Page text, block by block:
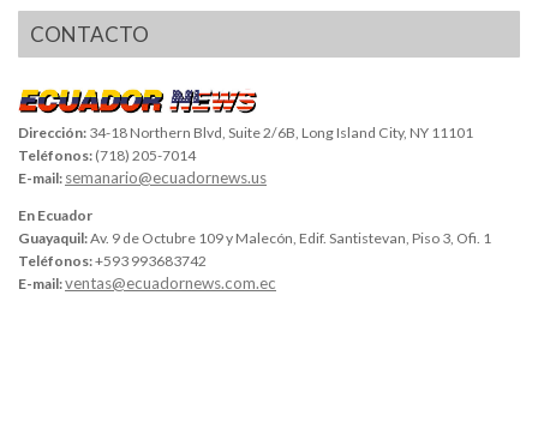
CONTACTO
Dirección: 34-18 Northern Blvd, Suite 2/6B, Long Island City, NY 11101
Teléfonos: (718) 205-7014
E-mail: semanario@ecuadornews.us
En Ecuador
Guayaquil:Av. 9 de Octubre 109 y Malecón, Edif. Santistevan, Piso 3, Ofi. 1
Teléfonos:+593 993683742
E-mail:ventas@ecuadornews.com.ec